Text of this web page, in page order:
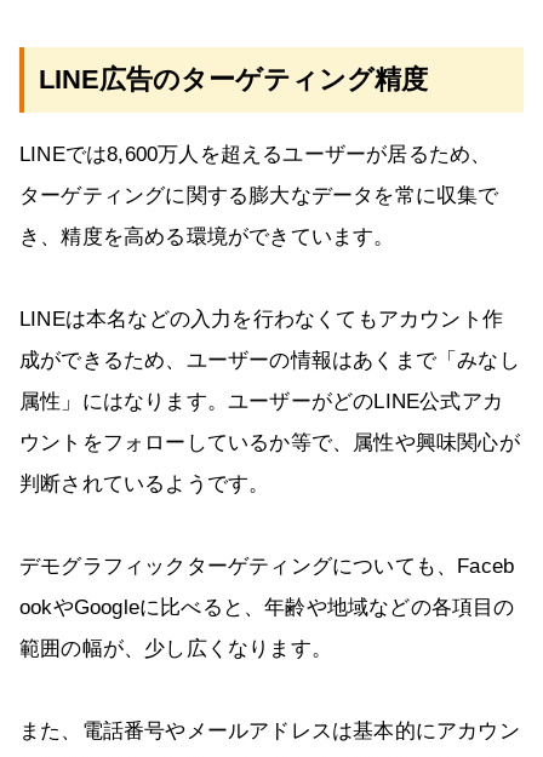
LINE広告のターゲティング精度
LINEでは8,600万人を超えるユーザーが居るため、
ターゲティングに関する膨大なデータを常に収集で
き、精度を高める環境ができています。
LINEは本名などの入力を行わなくてもアカウント作
成ができるため、ユーザーの情報はあくまで「みなし
属性」にはなります。ユーザーがどのLINE公式アカ
ウントをフォローしているか等で、属性や興味関心が
判断されているようです。
デモグラフィックターゲティングについても、Faceb
ookやGoogleに比べると、年齢や地域などの各項目の
範囲の幅が、少し広くなります。
また、電話番号やメールアドレスは基本的にアカウン